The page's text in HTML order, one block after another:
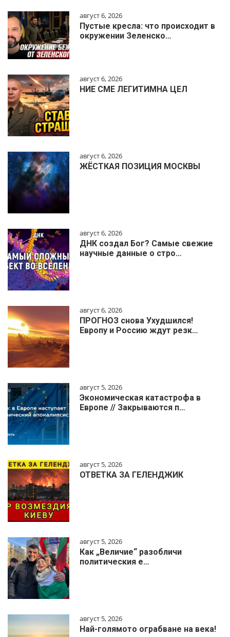
август 6, 2026
Пустые кресла: что происходит в
окружении Зеленско…
август 6, 2026
НИЕ СМЕ ЛЕГИТИМНА ЦЕЛ
август 6, 2026
ЖЁСТКАЯ ПОЗИЦИЯ МОСКВЫ
август 6, 2026
ДНК создал Бог? Самые свежие
научные данные о стро…
август 6, 2026
ПРОГНОЗ снова Ухудшился!
Европу и Россию ждут резк…
август 5, 2026
Экономическая катастрофа в
Европе // Закрываются п…
август 5, 2026
ОТВЕТКА ЗА ГЕЛЕНДЖИК
август 5, 2026
Как „Величие“ разобличи
политическия е…
август 5, 2026
Най-голямото ограбване на века!